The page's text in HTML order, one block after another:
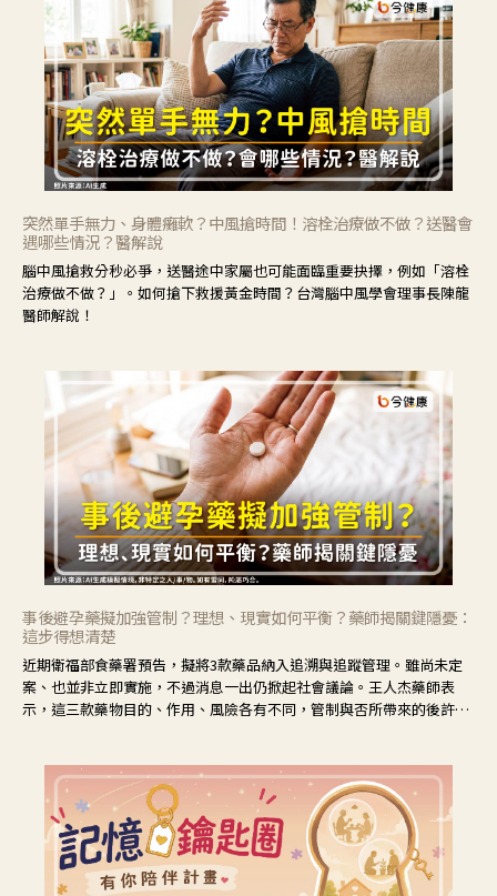
突然單手無力、身體癱軟？中風搶時間！溶栓治療做不做？送醫會
遇哪些情況？醫解說
腦中風搶救分秒必爭，送醫途中家屬也可能面臨重要抉擇，例如「溶栓
治療做不做？」。如何搶下救援黃金時間？台灣腦中風學會理事長陳龍
醫師解說！
事後避孕藥擬加強管制？理想、現實如何平衡？藥師揭關鍵隱憂：
這步得想清楚
近期衛福部食藥署預告，擬將3款藥品納入追溯與追蹤管理。雖尚未定
案、也並非立即實施，不過消息一出仍掀起社會議論。王人杰藥師表
示，這三款藥物目的、作用、風險各有不同，管制與否所帶來的後許影